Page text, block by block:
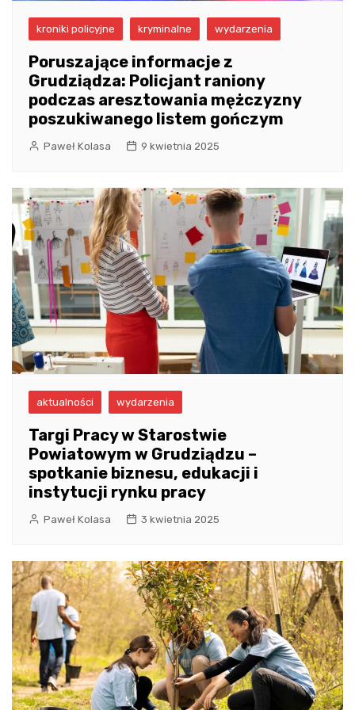
kroniki policyjne kryminalne wydarzenia
Poruszające informacje z
Grudziądza: Policjant raniony
podczas aresztowania mężczyzny
poszukiwanego listem gończym
Paweł Kolasa 9 kwietnia 2025
aktualności wydarzenia
Targi Pracy w Starostwie
Powiatowym w Grudziądzu –
spotkanie biznesu, edukacji i
instytucji rynku pracy
Paweł Kolasa 3 kwietnia 2025